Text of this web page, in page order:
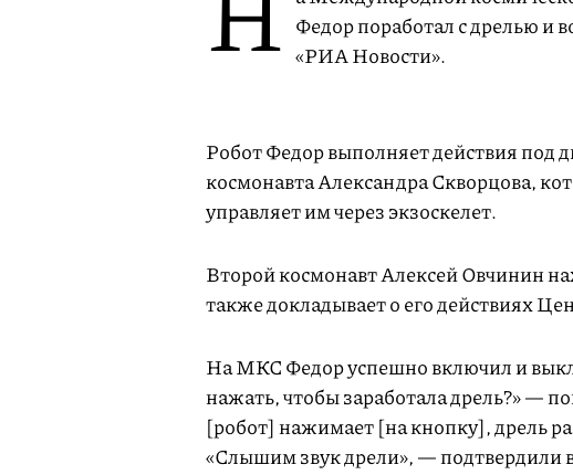
Федор поработал с дрелью и
«РИА Новости».
Робот Федор выполняет действия под
космонавта Александра Скворцова,
управляет им через экзоскелет.
Второй космонавт Алексей Овчинин
также докладывает о его действиях
На МКС Федор успешно включил и
нажать, чтобы заработала дрель?» —
[робот] нажимает [на кнопку], дрель
«Слышим звук дрели», —